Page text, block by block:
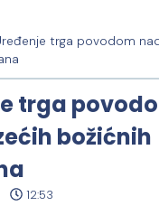
trga povodom
trga
božićnih
12:53